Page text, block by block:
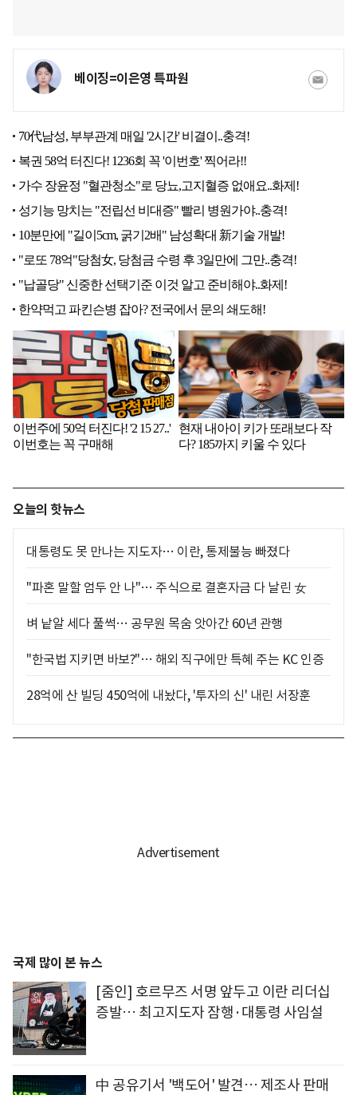
베이징=이은영 특파원
오늘의 핫뉴스
대통령도 못 만나는 지도자… 이란, 통제불능 빠졌다
"파혼 말할 엄두 안 나"… 주식으로 결혼자금 다 날린 女
벼 낱알 세다 풀썩… 공무원 목숨 앗아간 60년 관행
"한국법 지키면 바보?"… 해외 직구에만 특혜 주는 KC 인증
28억에 산 빌딩 450억에 내놨다, '투자의 신' 내린 서장훈
국제 많이 본 뉴스
[줌인] 호르무즈 서명 앞두고 이란 리더십
증발… 최고지도자 잠행·대통령 사임설
中 공유기서 '백도어' 발견… 제조사 판매